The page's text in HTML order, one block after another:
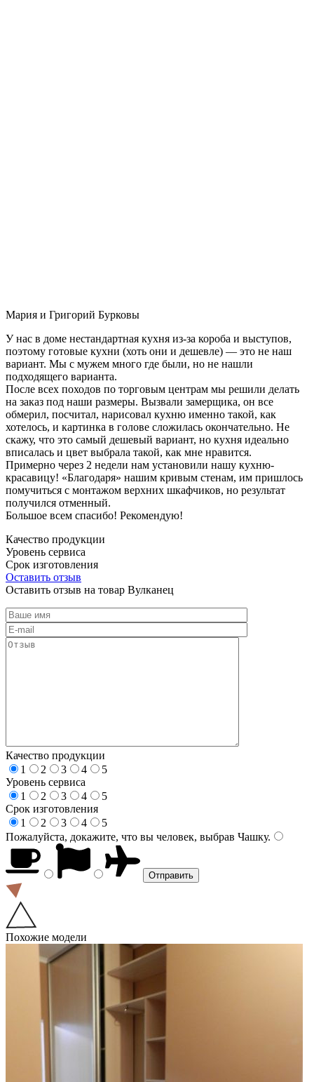
Мария и Григорий Бурковы
У нас в доме нестандартная кухня из-за короба и выступов,
поэтому готовые кухни (хоть они и дешевле) — это не наш
вариант. Мы с мужем много где были, но не нашли
подходящего варианта.
После всех походов по торговым центрам мы решили делать
на заказ под наши размеры. Вызвали замерщика, он все
обмерил, посчитал, нарисовал кухню именно такой, как
хотелось, и картинка в голове сложилась окончательно. Не
скажу, что это самый дешевый вариант, но кухня идеально
вписалась и цвет выбрала такой, как мне нравится.
Примерно через 2 недели нам установили нашу кухню-
красавицу! «Благодаря» нашим кривым стенам, им пришлось
помучиться с монтажом верхних шкафчиков, но результат
получился отменный.
Большое всем спасибо! Рекомендую!
Качество продукции
Уровень сервиса
Срок изготовления
Оставить отзыв
Оставить отзыв на товар Вулканец
Качество продукции
1
2 3 4
5
Уровень сервиса
1
2 3 4
5
Срок изготовления
1
2 3 4
5
Пожалуйста, докажите, что вы человек, выбрав Чашку.
Похожие модели